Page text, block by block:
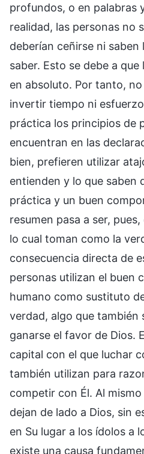
profundos, o en palabras
realidad, las personas no
deberían ceñirse ni saben
saber. Esto se debe a
en absoluto. Por tanto,
invertir tiempo ni
práctica los principios de
encuentran en las
bien, prefieren utilizar
entienden y lo que saben
práctica y un buen
resumen pasa a ser,
lo cual toman como la
consecuencia directa de
personas utilizan el buen
humano como sustituto
verdad, algo que también
ganarse el favor de Dios.
capital con el que luchar
también utilizan para
competir con Él. Al
dejan de lado a Dios, sin
en Su lugar a los ídolos a
existe una causa